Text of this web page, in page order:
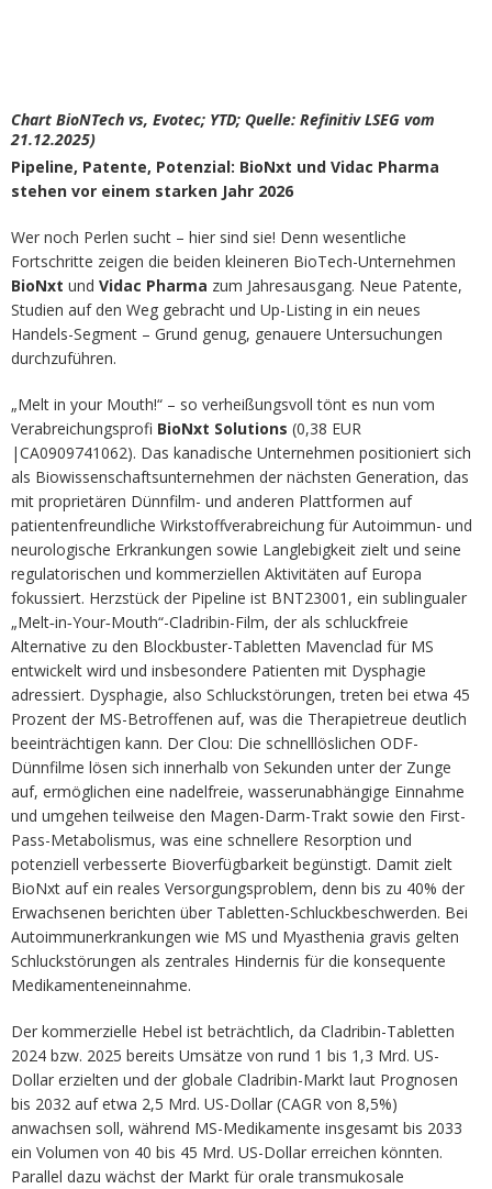
Chart BioNTech vs, Evotec; YTD; Quelle: Refinitiv LSEG vom
21.12.2025)
Pipeline, Patente, Potenzial: BioNxt und Vidac Pharma
stehen vor einem starken Jahr 2026
Wer noch Perlen sucht – hier sind sie! Denn wesentliche
Fortschritte zeigen die beiden kleineren BioTech-Unternehmen
BioNxt und Vidac Pharma zum Jahresausgang. Neue Patente,
Studien auf den Weg gebracht und Up-Listing in ein neues
Handels-Segment – Grund genug, genauere Untersuchungen
durchzuführen.
„Melt in your Mouth!“ – so verheißungsvoll tönt es nun vom
Verabreichungsprofi BioNxt Solutions (0,38 EUR
|CA0909741062). Das kanadische Unternehmen positioniert sich
als Biowissenschaftsunternehmen der nächsten Generation, das
mit proprietären Dünnfilm- und anderen Plattformen auf
patientenfreundliche Wirkstoffverabreichung für Autoimmun- und
neurologische Erkrankungen sowie Langlebigkeit zielt und seine
regulatorischen und kommerziellen Aktivitäten auf Europa
fokussiert. Herzstück der Pipeline ist BNT23001, ein sublingualer
„Melt‑in‑Your‑Mouth“-Cladribin-Film, der als schluckfreie
Alternative zu den Blockbuster-Tabletten Mavenclad für MS
entwickelt wird und insbesondere Patienten mit Dysphagie
adressiert. Dysphagie, also Schluckstörungen, treten bei etwa 45
Prozent der MS-Betroffenen auf, was die Therapietreue deutlich
beeinträchtigen kann. Der Clou: Die schnelllöslichen ODF-
Dünnfilme lösen sich innerhalb von Sekunden unter der Zunge
auf, ermöglichen eine nadelfreie, wasserunabhängige Einnahme
und umgehen teilweise den Magen-Darm-Trakt sowie den First-
Pass-Metabolismus, was eine schnellere Resorption und
potenziell verbesserte Bioverfügbarkeit begünstigt. Damit zielt
BioNxt auf ein reales Versorgungsproblem, denn bis zu 40% der
Erwachsenen berichten über Tabletten-Schluckbeschwerden. Bei
Autoimmunerkrankungen wie MS und Myasthenia gravis gelten
Schluckstörungen als zentrales Hindernis für die konsequente
Medikamenteneinnahme.
Der kommerzielle Hebel ist beträchtlich, da Cladribin-Tabletten
2024 bzw. 2025 bereits Umsätze von rund 1 bis 1,3 Mrd. US-
Dollar erzielten und der globale Cladribin-Markt laut Prognosen
bis 2032 auf etwa 2,5 Mrd. US-Dollar (CAGR von 8,5%)
anwachsen soll, während MS-Medikamente insgesamt bis 2033
ein Volumen von 40 bis 45 Mrd. US-Dollar erreichen könnten.
Parallel dazu wächst der Markt für orale transmukosale